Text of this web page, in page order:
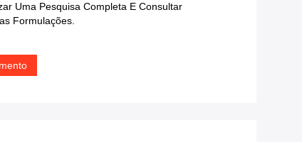
Uma Pesquisa Completa E Consultar
Formulações.